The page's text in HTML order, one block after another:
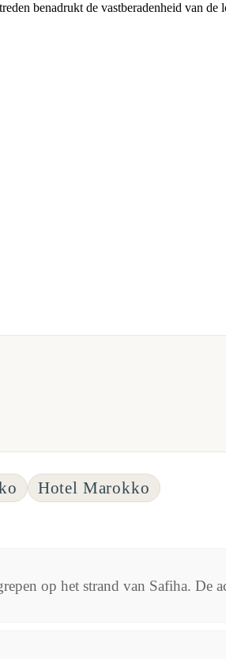
benadrukt de vastberadenheid van de
Hotel Marokko
op het strand van Safiha. De